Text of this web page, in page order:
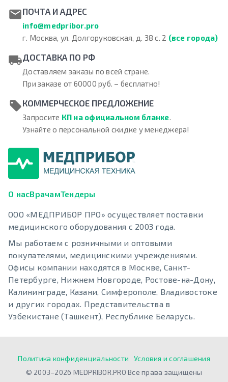
ПОЧТА И АДРЕС
info@medpribor.pro
г. Москва, ул. Долгоруковская, д. 38 с. 2 (все города)
ДОСТАВКА ПО РФ
Доставляем заказы по всей стране.
При заказе от 60000 руб. – бесплатно!
КОММЕРЧЕСКОЕ ПРЕДЛОЖЕНИЕ
Запросите КП на официальном бланке.
Узнайте о персональной скидке у менеджера!
О насВрачамТендеры
ООО «МЕДПРИБОР ПРО» осуществляет поставки
медицинского оборудования с 2003 года.
Мы работаем с розничными и оптовыми
покупателями, медицинскими учреждениями.
Офисы компании находятся в Москве, Санкт-
Петербурге, Нижнем Новгороде, Ростове-на-Дону,
Калининграде, Казани, Симферополе, Владивостоке
и других городах. Представительства в
Узбекистане (Ташкент), Республике Беларусь.
Политика конфиденциальности
Условия и соглашения
© 2003–2026 MEDPRIBOR.PRO Все права защищены